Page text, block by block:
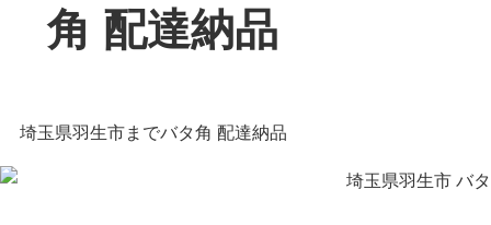
角 配達納品
埼玉県羽生市までバタ角 配達納品